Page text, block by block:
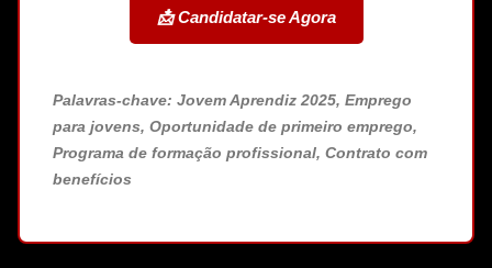
📩 Candidatar-se Agora
Palavras-chave: Jovem Aprendiz 2025, Emprego
para jovens, Oportunidade de primeiro emprego,
Programa de formação profissional, Contrato com
benefícios